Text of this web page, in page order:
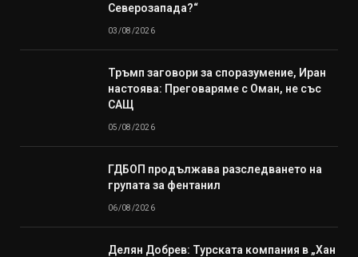
Северозапада?“
03/08/2026
Тръмп заговори за споразумение, Иран
настоява: Преговаряме с Оман, не със
САЩ
05/08/2026
ГДБОП продължава разследването на
групата за фентанил
06/08/2026
Делян Добрев: Турската компания в „Хан